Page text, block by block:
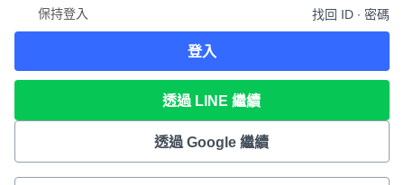
保持登入 找回 ID ∙ 密碼
登入
透過 LINE 繼續
透過 Google 繼續